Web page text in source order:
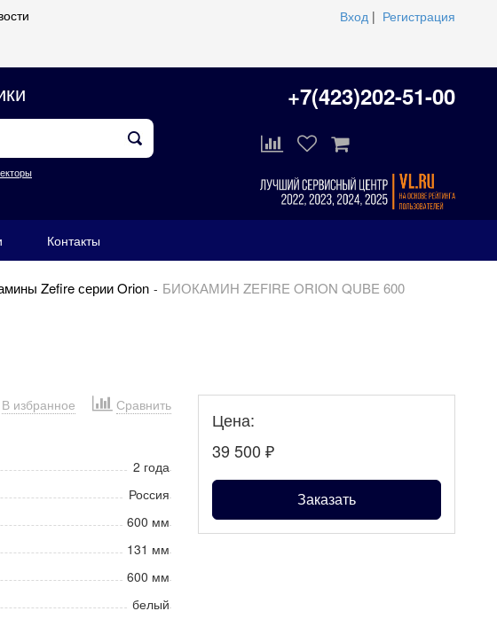
Вход | Регистрация
+7(423)202-51-00
Контакты
Zefire серии Orion БИОКАМИН ZEFIRE ORION QUBE 600
В избранное Сравнить
2 года
Россия
600 мм
131 мм
600 мм
белый
Цена:
39 500 ₽
Заказать